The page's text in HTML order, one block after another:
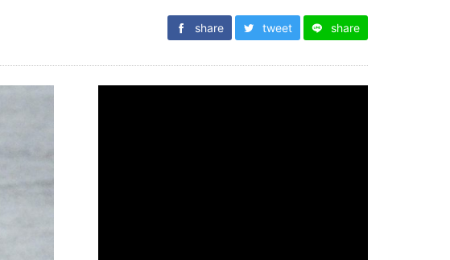
share tweet share